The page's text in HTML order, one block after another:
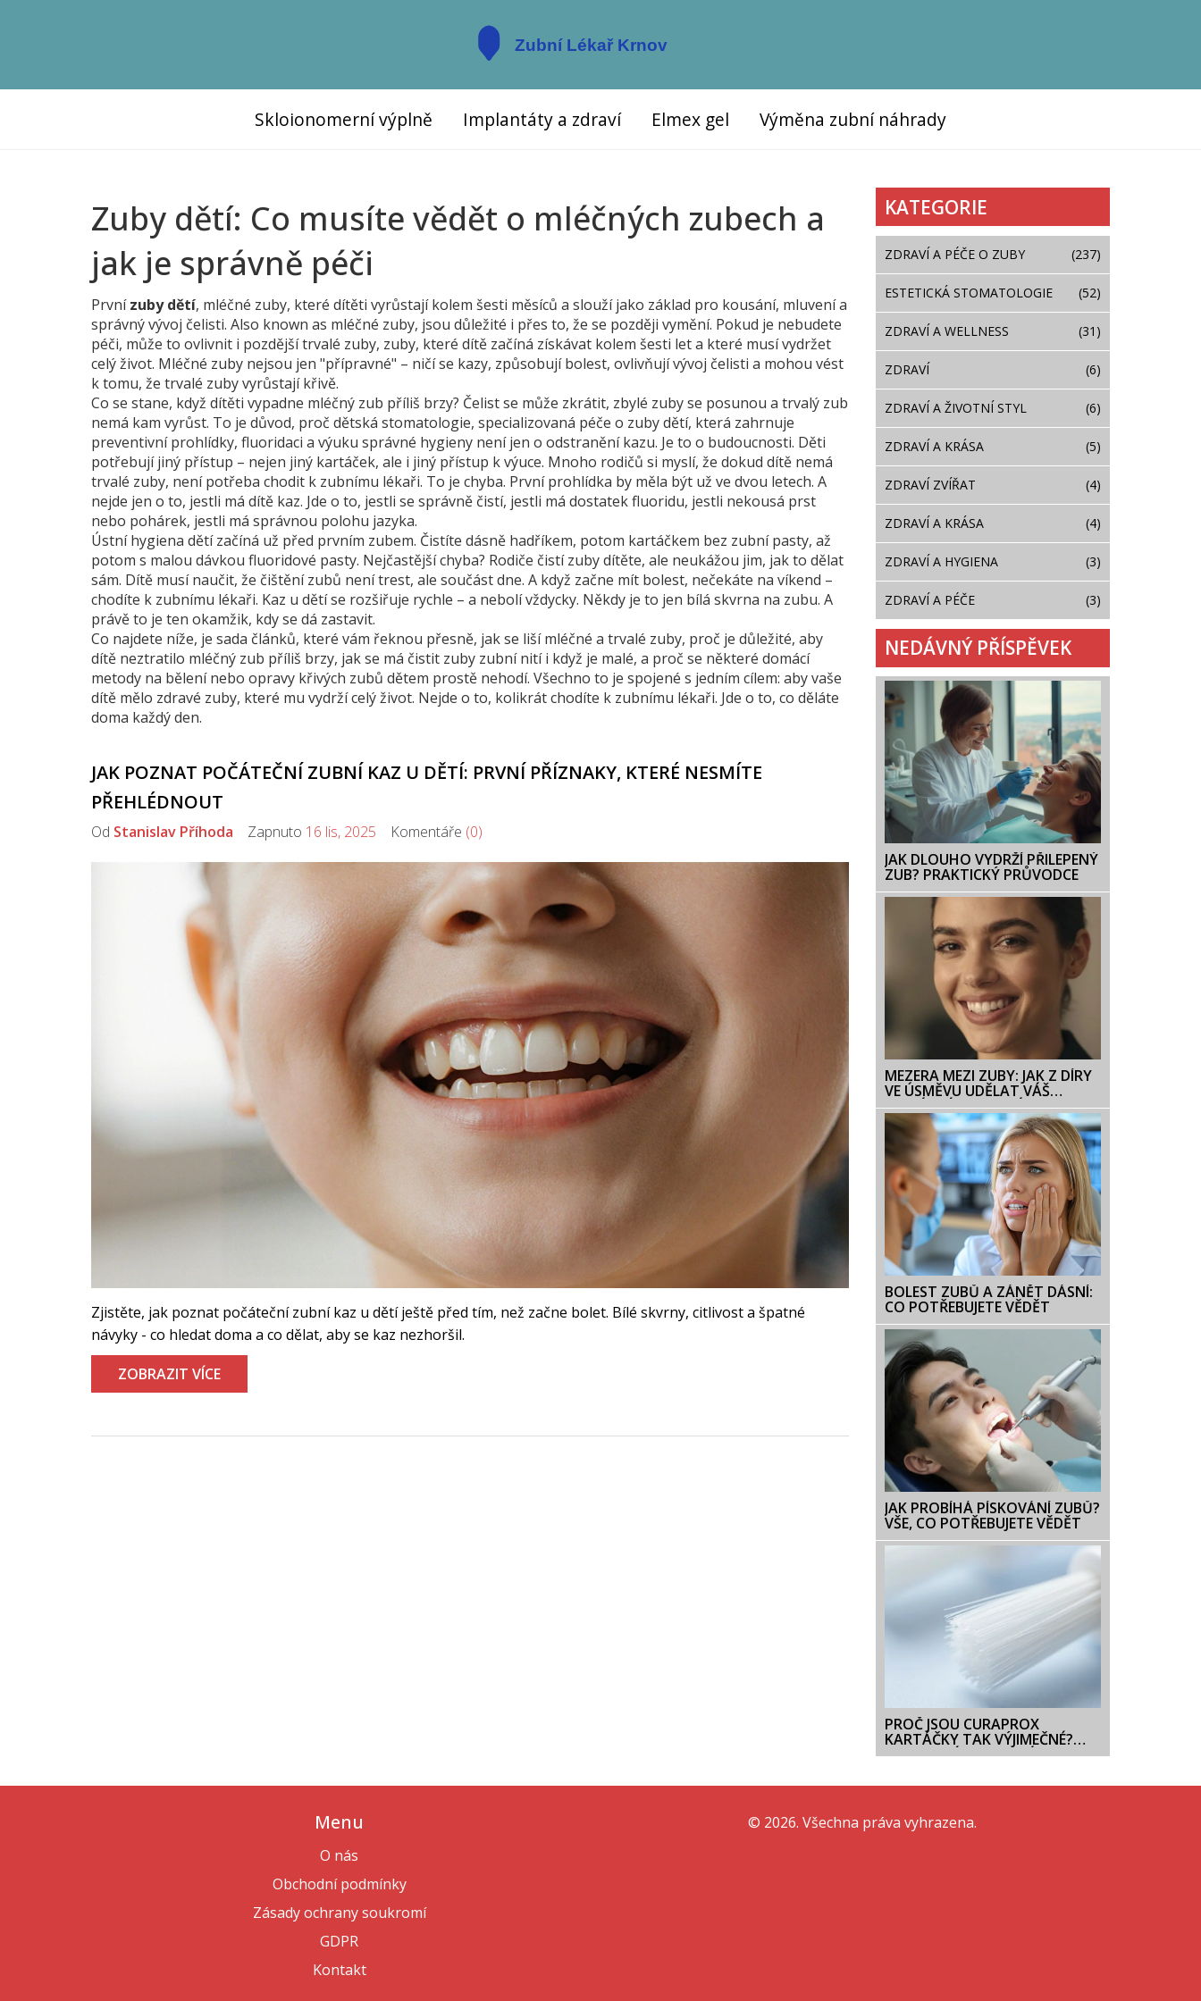
Skloionomerní výplně Implantáty a zdraví Elmex gel Výměna zubní náhrady
Zuby dětí: Co musíte vědět o mléčných zubech a
jak je správně péči
Prvnízuby dětí, mléčné zuby, které dítěti vyrůstají kolem šesti měsíců a slouží jako základ pro kousání, mluvení a
správný vývoj čelisti. Also known as mléčné zuby, jsou důležité i přes to, že se později vymění. Pokud je nebudete
péči, může to ovlivnit i pozdějšítrvalé zuby, zuby, které dítě začíná získávat kolem šesti let a které musí vydržet
celý život. Mléčné zuby nejsou jen "přípravné" – ničí se kazy, způsobují bolest, ovlivňují vývoj čelisti a mohou vést
k tomu, že trvalé zuby vyrůstají křivě.
Co se stane, když dítěti vypadne mléčný zub příliš brzy? Čelist se může zkrátit, zbylé zuby se posunou a trvalý zub
nemá kam vyrůst. To je důvod, proč dětská stomatologie, specializovaná péče o zuby dětí, která zahrnuje
preventivní prohlídky, fluoridaci a výuku správné hygieny není jen o odstranění kazu. Je to o budoucnosti. Děti
potřebují jiný přístup – nejen jiný kartáček, ale i jiný přístup k výuce. Mnoho rodičů si myslí, že dokud dítě nemá
trvalé zuby, není potřeba chodit k zubnímu lékaři. To je chyba. První prohlídka by měla být už ve dvou letech. A
nejde jen o to, jestli má dítě kaz. Jde o to, jestli se správně čistí, jestli má dostatek fluoridu, jestli nekousá prst
nebo pohárek, jestli má správnou polohu jazyka.
Ústní hygiena dětí začíná už před prvním zubem. Čistíte dásně hadříkem, potom kartáčkem bez zubní pasty, až
potom s malou dávkou fluoridové pasty. Nejčastější chyba? Rodiče čistí zuby dítěte, ale neukážou jim, jak to dělat
sám. Dítě musí naučit, že čištění zubů není trest, ale součást dne. A když začne mít bolest, nečekáte na víkend –
chodíte k zubnímu lékaři. Kaz u dětí se rozšiřuje rychle – a nebolí vždycky. Někdy je to jen bílá skvrna na zubu. A
právě to je ten okamžik, kdy se dá zastavit.
Co najdete níže, je sada článků, které vám řeknou přesně, jak se liší mléčné a trvalé zuby, proč je důležité, aby
dítě neztratilo mléčný zub příliš brzy, jak se má čistit zuby zubní nití i když je malé, a proč se některé domácí
metody na bělení nebo opravy křivých zubů dětem prostě nehodí. Všechno to je spojené s jedním cílem: aby vaše
dítě mělo zdravé zuby, které mu vydrží celý život. Nejde o to, kolikrát chodíte k zubnímu lékaři. Jde o to, co děláte
doma každý den.
JAK POZNAT POČÁTEČNÍ ZUBNÍ KAZ U DĚTÍ: PRVNÍ PŘÍZNAKY, KTERÉ NESMÍTE
PŘEHLÉDNOUT
Od Stanislav Příhoda Zapnuto 16 lis, 2025 Komentáře (0)
Zjistěte, jak poznat počáteční zubní kaz u dětí ještě před tím, než začne bolet. Bílé skvrny, citlivost a špatné
návyky - co hledat doma a co dělat, aby se kaz nezhoršil.
ZOBRAZIT VÍCE
KATEGORIE
ZDRAVÍ A PÉČE O ZUBY (237)
ESTETICKÁ STOMATOLOGIE (52)
ZDRAVÍ A WELLNESS (31)
ZDRAVÍ (6)
ZDRAVÍ A ŽIVOTNÍ STYL (6)
ZDRAVÍ A KRÁSA (5)
ZDRAVÍ ZVÍŘAT (4)
ZDRAVÍ A KRÁSA (4)
ZDRAVÍ A HYGIENA (3)
ZDRAVÍ A PÉČE (3)
NEDÁVNÝ PŘÍSPĚVEK
JAK DLOUHO VYDRŽÍ PŘILEPENÝ
ZUB? PRAKTICKÝ PRŮVODCE
MEZERA MEZI ZUBY: JAK Z DÍRY
VE ÚSMĚVU UDĚLAT VÁŠ
UNIKÁTNÍ ZNAK KRÁSY
BOLEST ZUBŮ A ZÁNĚT DÁSNÍ:
CO POTŘEBUJETE VĚDĚT
JAK PROBÍHÁ PÍSKOVÁNÍ ZUBŮ?
VŠE, CO POTŘEBUJETE VĚDĚT
PROČ JSOU CURAPROX
KARTÁČKY TAK VÝJIMEČNÉ?
TAJEMSTVÍ CUREN VLÁKEN A
Menu
O nás
Obchodní podmínky
Zásady ochrany soukromí
GDPR
Kontakt
© 2026. Všechna práva vyhrazena.